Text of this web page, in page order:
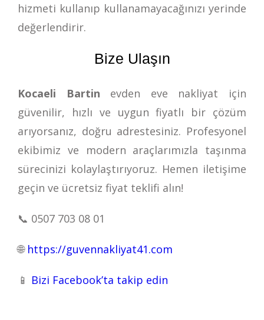
hizmeti kullanıp kullanamayacağınızı yerinde
değerlendirir.
Bize Ulaşın
Kocaeli Bartin evden eve nakliyat için
güvenilir, hızlı ve uygun fiyatlı bir çözüm
arıyorsanız, doğru adrestesiniz. Profesyonel
ekibimiz ve modern araçlarımızla taşınma
sürecinizi kolaylaştırıyoruz. Hemen iletişime
geçin ve ücretsiz fiyat teklifi alın!
📞 0507 703 08 01
🌐 https://guvennakliyat41.com
📱 Bizi Facebook’ta takip edin